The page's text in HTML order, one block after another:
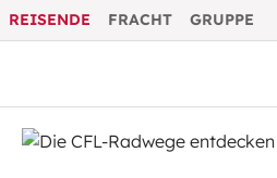
REISENDE FRACHT GRUPPE